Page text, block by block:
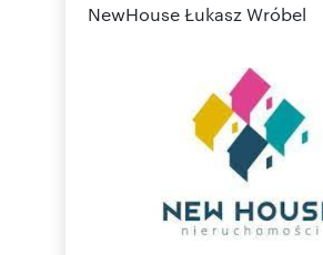
NewHouse Łukasz Wróbel